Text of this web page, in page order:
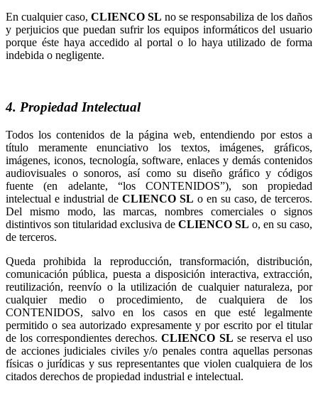
En cualquier caso,
no se responsabiliza de los daños
y perjuicios que puedan sufrir los equipos informáticos del usuario
porque éste haya accedido al portal o lo haya utilizado de forma
indebida o negligente.
4. Propiedad Intelectual
Todos los contenidos de la página web, entendiendo por estos a
título meramente enunciativo los textos, imágenes, gráficos,
imágenes, iconos, tecnología, software, enlaces y demás contenidos
audiovisuales o sonoros, así como su diseño gráfico y códigos
fuente (en adelante, “los CONTENIDOS”), son propiedad
intelectual e industrial de
o en su caso, de terceros.
Del mismo modo, las marcas, nombres comerciales o signos
distintivos son titularidad exclusiva de
o, en su caso,
de terceros.
Queda prohibida la reproducción, transformación, distribución,
comunicación pública, puesta a disposición interactiva, extracción,
reutilización, reenvío o la utilización de cualquier naturaleza, por
cualquier medio o procedimiento, de cualquiera de los
CONTENIDOS, salvo en los casos en que esté legalmente
permitido o sea autorizado expresamente y por escrito por el titular
de los correspondientes derechos.
se reserva el uso
de acciones judiciales civiles y/o penales contra aquellas personas
físicas o jurídicas y sus representantes que violen cualquiera de los
citados derechos de propiedad industrial e intelectual.